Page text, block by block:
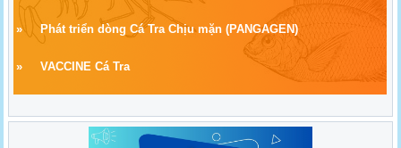
» Phát triển dòng Cá Tra Chịu mặn (PANGAGEN)
» VACCINE Cá Tra